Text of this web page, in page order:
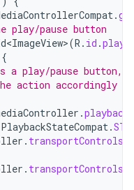
.
play/pause button
(R . id .
{
a play/pause button,
action accordingly
.
PlaybackStateCompat.
. transportControls
. transportControls